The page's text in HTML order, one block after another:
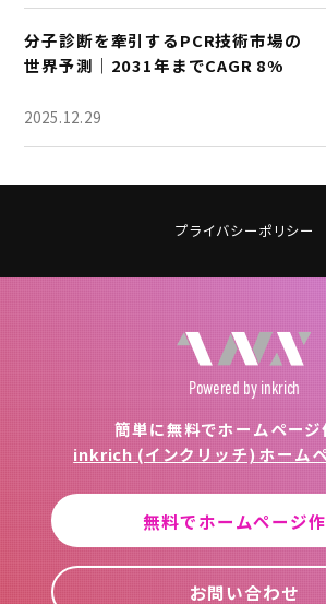
分子診断を牽引するPCR技術市場の
世界予測｜2031年までCAGR 8%
2025.12.29
プライバシーポリシー
Powered by inkrich
簡単に無料でホームページ
inkrich (インクリッチ) ホーム
無料でホームページ
お問い合わせ